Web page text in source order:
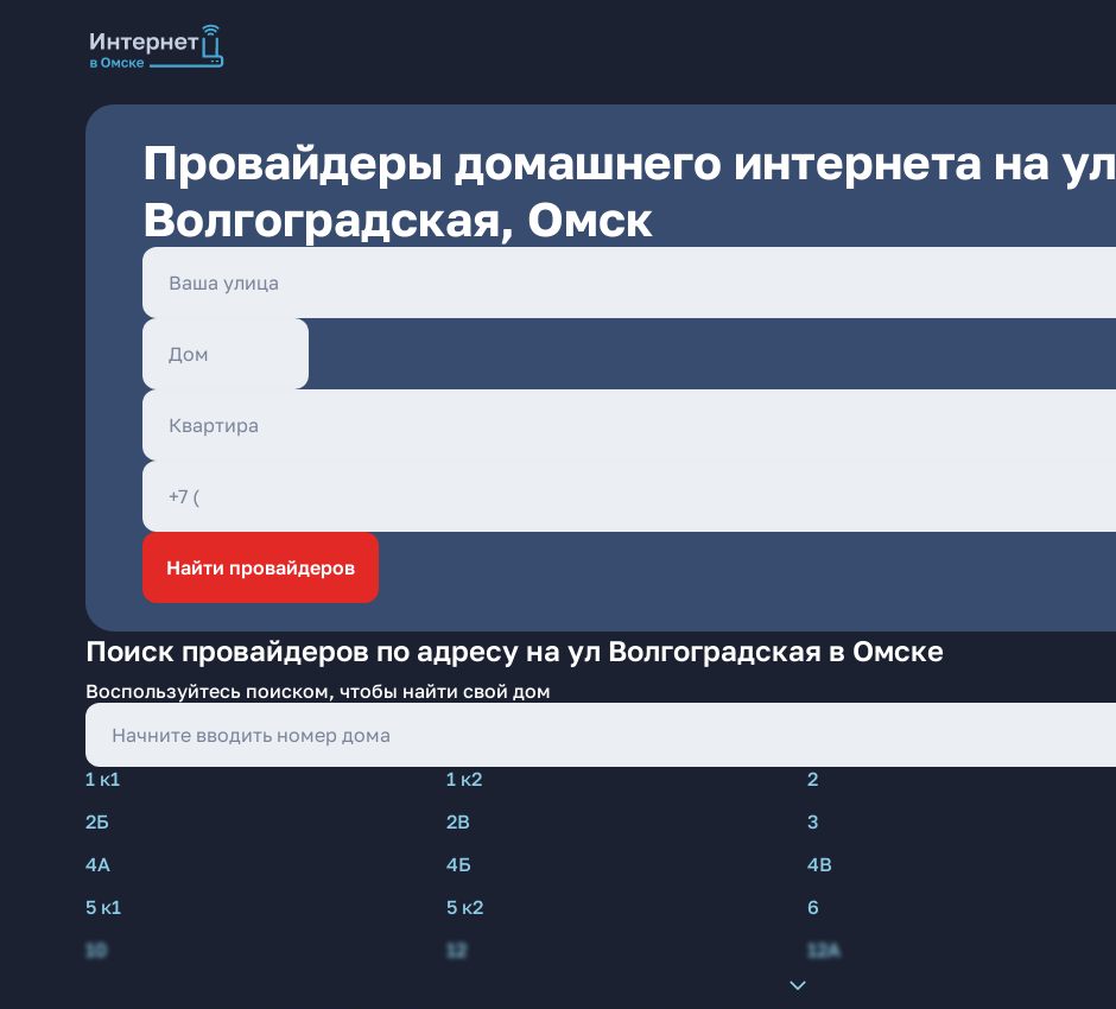
Провайдеры домашнего интернета на ул
Волгоградская, Омск
Найти провайдеров
Поиск провайдеров по адресу на ул Волгоградская в Омске
Воспользуйтесь поиском, чтобы найти свой дом
1 к1 1 к2 2
2Б
2В 3
4А
4Б 4В
5 к1
5 к2 6
10
12 12А